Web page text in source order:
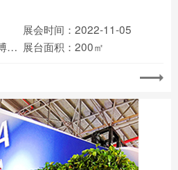
展会时间：2022-11-05
展会名称：中国国际进口博览会 展台面积：200㎡